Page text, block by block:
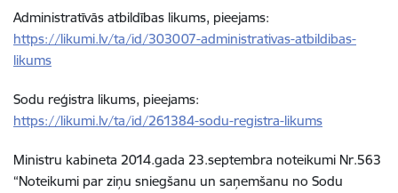
Administratīvās atbildības likums, pieejams:
https://likumi.lv/ta/id/303007-administrativas-atbildibas-
likums
Sodu reģistra likums, pieejams:
https://likumi.lv/ta/id/261384-sodu-registra-likums
Ministru kabineta 2014.gada 23.septembra noteikumi Nr.563
“Noteikumi par ziņu sniegšanu un saņemšanu no Sodu